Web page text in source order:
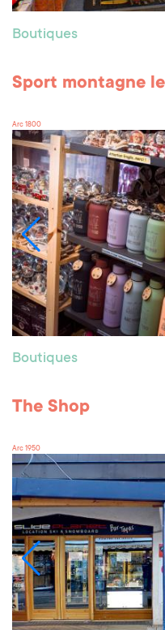
Boutiques
Sport montagne
Arc 1800
Boutiques
The Shop
Arc 1950